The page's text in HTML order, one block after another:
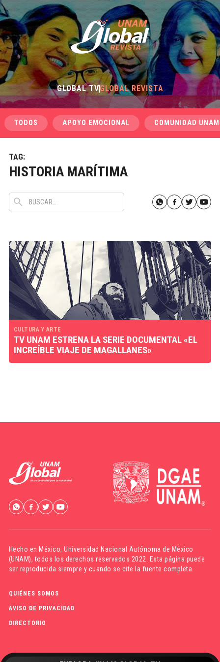
GLOBAL TVGLOBAL REVISTA
TODOS APOYO EMOCIONAL COMUNIDAD UNAM
TAG:
HISTORIA MARÍTIMA
CULTURA Y ARTE
TV UNAM ESTRENA LA SERIE DOCUMENTAL «EL
INCREÍBLE VIAJE DE MAGALLANES»
Hecho en México,Universidad Nacional Autónoma de México
(UNAM), todos los derechos reservados 2022. Esta página puede
ser reproducida siempre y cuando se cite la fuente completa.
QUIÉNES SOMOS
AVISO DE PRIVACIDAD
DIRECTORIO